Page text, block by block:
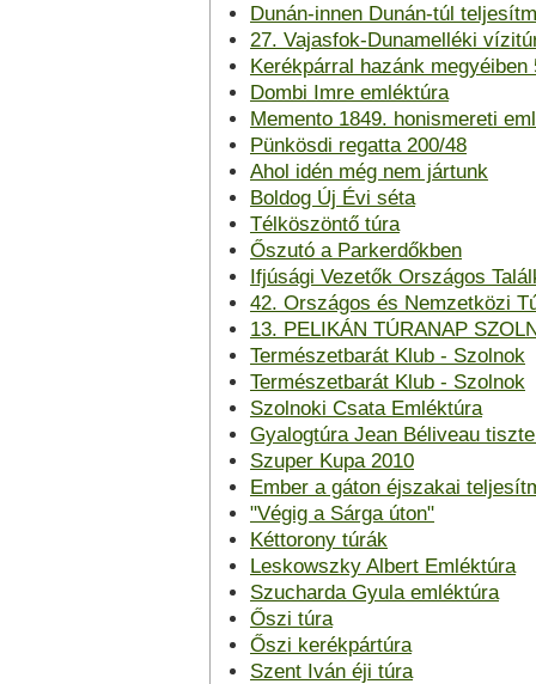
Dunán-innen Dunán-túl
27. Vajasfok-Dunamelléki
Kerékpárral hazánk
Dombi Imre emléktúra
Memento 1849. honismereti
Pünkösdi regatta 200/48
Ahol idén még nem jártunk
Boldog Új Évi séta
Télköszöntő túra
Őszutó a Parkerdőkben
Ifjúsági Vezetők Országos
42. Országos és Nemzetközi
13. PELIKÁN TÚRANAP
Természetbarát Klub - Szolnok
Természetbarát Klub - Szolnok
Szolnoki Csata Emléktúra
Gyalogtúra Jean Béliveau
Szuper Kupa 2010
Ember a gáton éjszakai
"Végig a Sárga úton"
Kéttorony túrák
Leskowszky Albert Emléktúra
Szucharda Gyula emléktúra
Őszi túra
Őszi kerékpártúra
Szent Iván éji túra